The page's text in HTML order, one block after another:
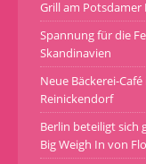
Grill am Potsdamer
Spannung für die
Skandinavien
Neue Bäckerei-
Reinickendorf
Berlin beteiligt sich
Big Weigh In von